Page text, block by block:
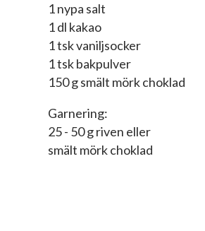
1 nypa salt
1 dl kakao
1 tsk vaniljsocker
1 tsk bakpulver
150 g smält mörk choklad
Garnering:
25 - 50 g riven eller
smält mörk choklad